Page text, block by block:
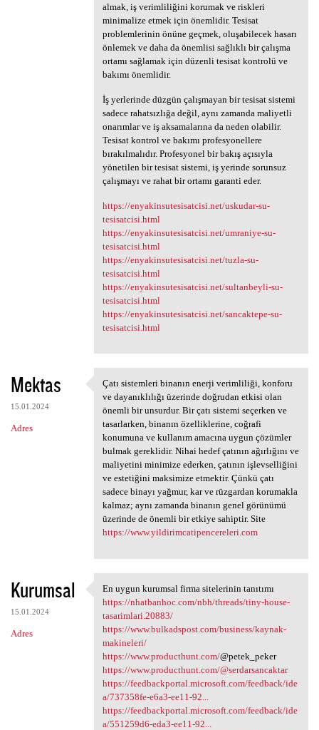
almak, iş verimliliğini korumak ve riskleri
minimalize etmek için önemlidir. Tesisat
problemlerinin önüne geçmek, oluşabilecek hasarı
önlemek ve daha da önemlisi sağlıklı bir çalışma
ortamı sağlamak için düzenli tesisat kontrolü ve
bakımı önemlidir.
İş yerlerinde düzgün çalışmayan bir tesisat sistemi
sadece rahatsızlığa değil, aynı zamanda maliyetli
onarımlar ve iş aksamalarına da neden olabilir.
Tesisat kontrol ve bakımı profesyonellere
bırakılmalıdır. Profesyonel bir bakış açısıyla
yönetilen bir tesisat sistemi, iş yerinde sorunsuz
çalışmayı ve rahat bir ortamı garanti eder.
https://enyakinsutesisatcisi.net/uskudar-su-
tesisatcisi.html
https://enyakinsutesisatcisi.net/umraniye-su-
tesisatcisi.html
https://enyakinsutesisatcisi.net/tuzla-su-
tesisatcisi.html
https://enyakinsutesisatcisi.net/sultanbeyli-su-
tesisatcisi.html
https://enyakinsutesisatcisi.net/sancaktepe-su-
tesisatcisi.html
Mektas
15.01.2024
Adres
Çatı sistemleri binanın
Çatı sistemleri binanın enerji verimliliği, konforu
ve dayanıklılığı üzerinde doğrudan etkisi olan
önemli bir unsurdur. Bir çatı sistemi seçerken ve
tasarlarken, binanın özelliklerine, coğrafi
konumuna ve kullanım amacına uygun çözümler
bulmak gereklidir. Nihai hedef çatının ağırlığını ve
maliyetini minimize ederken, çatının işlevselliğini
ve estetiğini maksimize etmektir. Çünkü çatı
sadece binayı yağmur, kar ve rüzgardan korumakla
kalmaz; aynı zamanda binanın genel görünümü
üzerinde de önemli bir etkiye sahiptir. Site
https://www.yildirimcatipencereleri.com
Kurumsal
15.01.2024
Adres
En uygun kurumsal firma
En uygun kurumsal firma sitelerinin tanıtımı
https://nhatbanhoc.com/nbh/threads/tiny-house-
tasarimlari.20883/
https://www.bulkadspost.com/business/kaynak-
makineleri/
https://www.producthunt.com/@petek_peker
https://www.producthunt.com/@serdarsancaktar
https://feedbackportal.microsoft.com/feedback/ide
a/737358fe-e6a3-ee11-92...
https://feedbackportal.microsoft.com/feedback/ide
a/551259d6-eda3-ee11-92...